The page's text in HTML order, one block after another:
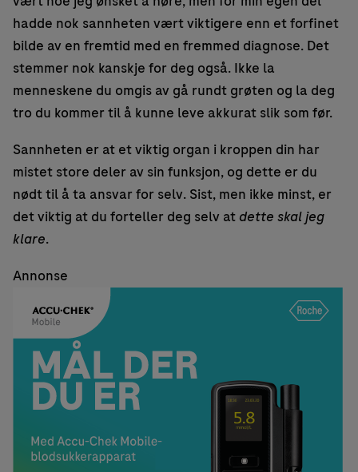
hadde nok sannheten vært viktigere enn et forfinet
bilde av en fremtid med en fremmed diagnose. Det
stemmer nok kanskje for deg også. Ikke la
menneskene du omgis av gå rundt grøten og la deg
tro du kommer til å kunne leve akkurat slik som før.
Sannheten er at et viktig organ i kroppen din har
mistet store deler av sin funksjon, og dette er du
nødt til å ta ansvar for selv. Sist, men ikke minst, er
det viktig at du forteller deg selv at dette skal jeg
klare.
Annonse